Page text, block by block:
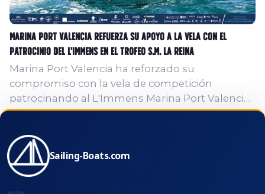
Marina Port Valencia refuerza su apoyo a la vela con el
patrocinio del L'Immens en el Trofeo S.M. La Reina
Marina Port Valencia ha reforzado su
compromiso con la vela de competición
patrocinando al L'Immens Marina Port Valencia
en el Trofeo S.M. La Reina, una de las grandes
volvió a situarse en el centro de la vela
mediterránea con la celebración del Trofeo S.M.
La Reina - Regata Homenaje a la Armada, una
Sailing-Boats.com